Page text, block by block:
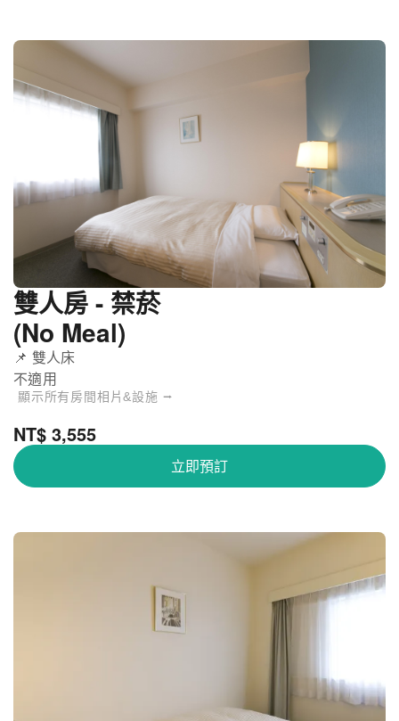
雙人房 - 禁菸
(No Meal)
📌 雙人床
不適用
顯示所有房間相片&設施 ⭢
NT$ 3,555
立即預訂